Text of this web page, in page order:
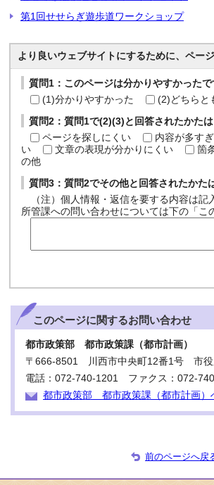
第1回せせらぎ遊歩道ワークショップ
より良いウェブサイトにするために、ペー
質問1：このページは分かりやすかったで
(1)分かりやすかった
(2)どちらと
質問2：質問1で(2)(3)と回答されたかた
ページを探しにくい
内容が多す
い
文章の表現が分かりにくい 箇
の他
質問3：質問2でその他と回答されたかた
（注）個人情報・返信を要する内容は記
所管課への問い合わせについては下の「こ
このページに関するお問い合わせ
都市政策部 都市政策課（都市計画）
〒666-8501 川西市中央町12番1号 市役
電話：072-740-1201 ファクス：072-
都市政策部 都市政策課（都市計画）
前のページへ戻